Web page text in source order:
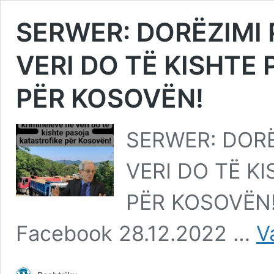
SERWER:
VERI DO TË KISHTE
PËR KOSOVËN!
SERWER:
VERI DO TË
PËR
Facebook 28.12.2022 …